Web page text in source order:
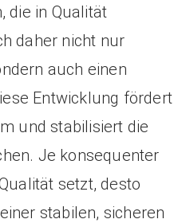
die in Qualität
daher nicht nur
auch einen
Entwicklung fördert
und stabilisiert die
Je konsequenter
setzt, desto
stabilen, sicheren